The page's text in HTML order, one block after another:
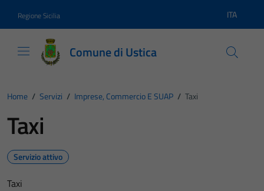
Regione Sicilia Lingua
ITA
Comune di Ustica
Home / Servizi / Imprese, Commercio E SUAP / Taxi
Taxi
Servizio attivo
Taxi